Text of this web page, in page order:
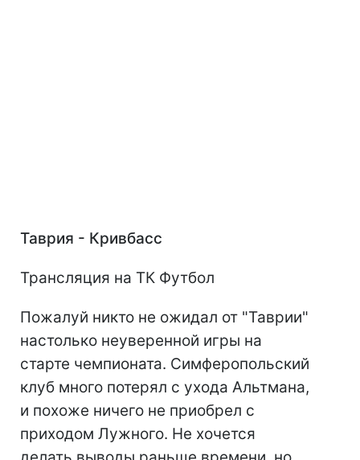
Таврия - Кривбасс
Трансляция на ТК Футбол
Пожалуй никто не ожидал от "Таврии"
настолько неуверенной игры на
старте чемпионата. Симферопольский
клуб много потерял с ухода Альтмана,
и похоже ничего не приобрел с
приходом Лужного. Не хочется